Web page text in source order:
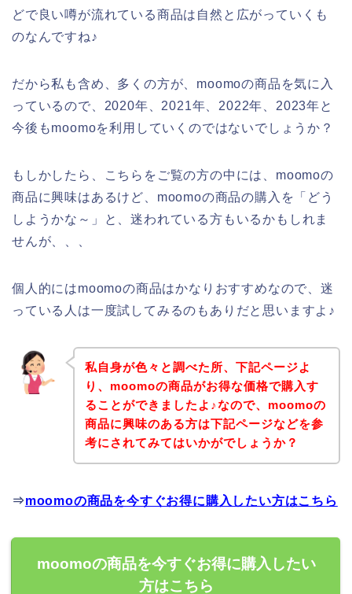
どで良い噂が流れている商品は自然と広がっていくも
のなんですね♪
だから私も含め、多くの方が、moomoの商品を気に入
っているので、2020年、2021年、2022年、2023年と
今後もmoomoを利用していくのではないでしょうか？
もしかしたら、こちらをご覧の方の中には、moomoの
商品に興味はあるけど、moomoの商品の購入を「どう
しようかな～」と、迷われている方もいるかもしれま
せんが、、、
個人的にはmoomoの商品はかなりおすすめなので、迷
っている人は一度試してみるのもありだと思いますよ♪
私自身が色々と調べた所、下記ページよ
り、moomoの商品がお得な価格で購入す
ることができましたよ♪なので、moomoの
商品に興味のある方は下記ページなどを参
考にされてみてはいかがでしょうか？
⇒moomoの商品を今すぐお得に購入したい方はこちら
moomoの商品を今すぐお得に購入したい
方はこちら